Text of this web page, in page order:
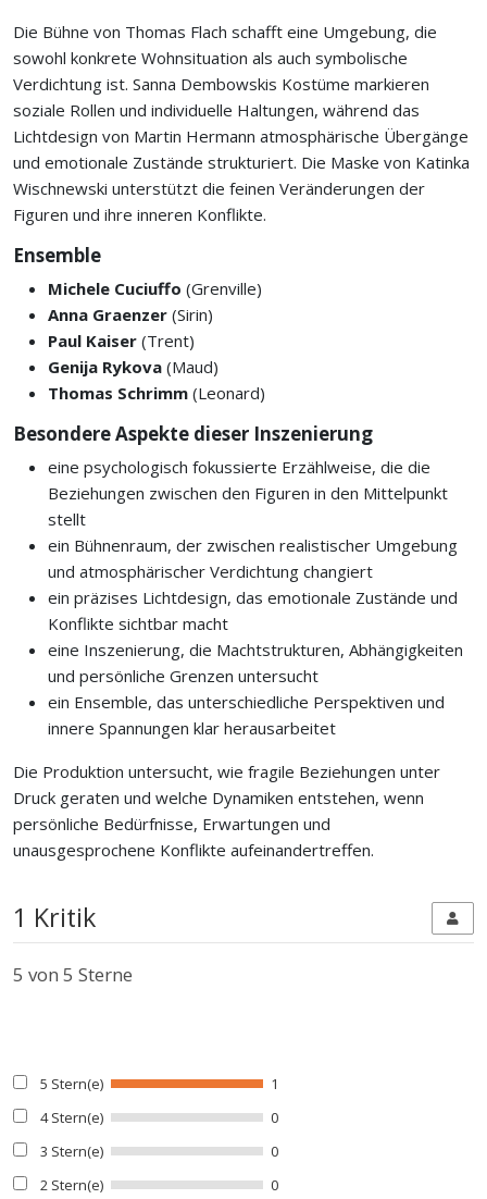
Die Bühne von Thomas Flach schafft eine Umgebung, die
sowohl konkrete Wohnsituation als auch symbolische
Verdichtung ist. Sanna Dembowskis Kostüme markieren
soziale Rollen und individuelle Haltungen, während das
Lichtdesign von Martin Hermann atmosphärische Übergänge
und emotionale Zustände strukturiert. Die Maske von Katinka
Wischnewski unterstützt die feinen Veränderungen der
Figuren und ihre inneren Konflikte.
Ensemble
Michele Cuciuffo (Grenville)
Anna Graenzer (Sirin)
Paul Kaiser (Trent)
Genija Rykova (Maud)
Thomas Schrimm (Leonard)
Besondere Aspekte dieser Inszenierung
eine psychologisch fokussierte Erzählweise, die die
Beziehungen zwischen den Figuren in den Mittelpunkt
stellt
ein Bühnenraum, der zwischen realistischer Umgebung
und atmosphärischer Verdichtung changiert
ein präzises Lichtdesign, das emotionale Zustände und
Konflikte sichtbar macht
eine Inszenierung, die Machtstrukturen, Abhängigkeiten
und persönliche Grenzen untersucht
ein Ensemble, das unterschiedliche Perspektiven und
innere Spannungen klar herausarbeitet
Die Produktion untersucht, wie fragile Beziehungen unter
Druck geraten und welche Dynamiken entstehen, wenn
persönliche Bedürfnisse, Erwartungen und
unausgesprochene Konflikte aufeinandertreffen.
1 Kritik
5 von 5 Sterne
5 Stern(e)
1
4 Stern(e)
0
3 Stern(e)
0
2 Stern(e)
0